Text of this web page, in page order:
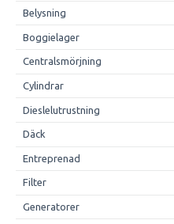
Belysning
Boggielager
Centralsmörjning
Cylindrar
Dieslelutrustning
Däck
Entreprenad
Filter
Generatorer